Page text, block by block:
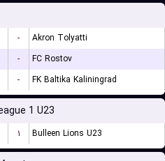
-
Akron Tolyatti
-
FC Rostov
- FK Baltika Kaliningrad
1 U23
۱ Bulleen Lions U23